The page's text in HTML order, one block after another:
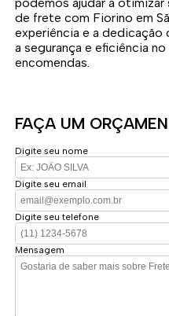
de frete com Fiorino em
experiência e a dedicação
a segurança e eficiência
encomendas.
FAÇA UM
Digite seu nome
Digite seu email
Digite seu telefone
Mensagem